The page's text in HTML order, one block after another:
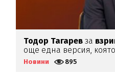
Тодор Тагарев за
още една версия,
изключваме
Новини 895